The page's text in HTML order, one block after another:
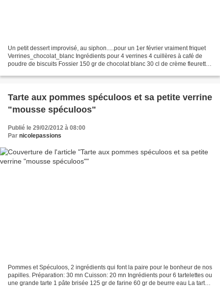
Un petit dessert improvisé, au siphon.....pour un 1er février vraiment friquet
Verrines_chocolat_blanc Ingrédients pour 4 verrines 4 cuillères à café de
poudre de biscuits Fossier 150 gr de chocolat blanc 30 cl de crème fleurette
Tarte aux pommes spéculoos et sa petite verrine
"mousse spéculoos"
Publié le 29/02/2012 à 08:00
Par nicolepassions
Pommes et Spéculoos, 2 ingrédients qui font la paire pour le bonheur de nos
papilles. Préparation: 30 mn Cuisson: 20 mn Ingrédients pour 6 tartelettes ou
une grande tarte 1 pâte brisée 125 gr de farine 60 gr de beurre eau La tarte